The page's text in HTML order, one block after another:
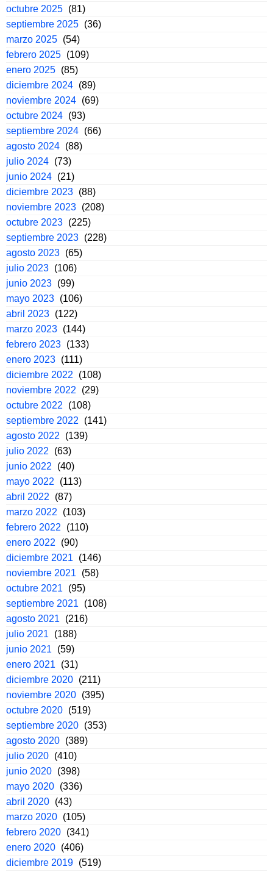
octubre 2025 (81)
septiembre 2025 (36)
marzo 2025 (54)
febrero 2025 (109)
enero 2025 (85)
diciembre 2024 (89)
noviembre 2024 (69)
octubre 2024 (93)
septiembre 2024 (66)
agosto 2024 (88)
julio 2024 (73)
junio 2024 (21)
diciembre 2023 (88)
noviembre 2023 (208)
octubre 2023 (225)
septiembre 2023 (228)
agosto 2023 (65)
julio 2023 (106)
junio 2023 (99)
mayo 2023 (106)
abril 2023 (122)
marzo 2023 (144)
febrero 2023 (133)
enero 2023 (111)
diciembre 2022
(108)
noviembre 2022
(29)
octubre 2022
(108)
septiembre 2022
(141)
agosto 2022
(139)
julio 2022
(63)
junio 2022
(40)
mayo 2022
(113)
abril 2022
(87)
marzo 2022
(103)
febrero 2022
(110)
enero 2022
(90)
diciembre 2021
(146)
noviembre 2021
(58)
octubre 2021
(95)
septiembre 2021
(108)
agosto 2021
(216)
julio 2021
(188)
junio 2021
(59)
enero 2021
(31)
diciembre 2020 (211)
noviembre 2020 (395)
octubre 2020 (519)
septiembre 2020 (353)
agosto 2020 (389)
julio 2020 (410)
junio 2020 (398)
mayo 2020 (336)
abril 2020 (43)
marzo 2020 (105)
febrero 2020 (341)
enero 2020 (406)
diciembre 2019 (519)